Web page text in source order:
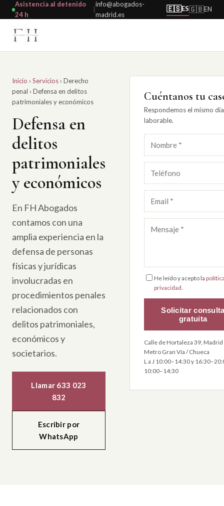
Asistencia al detenido
24 h
|
info@abogados-
madrid.es
🇪🇸ES🇬🇧EN
Inicio › Servicios › Derecho
penal › Defensa en delitos
patrimoniales y económicos
Defensa en
delitos
patrimoniales
y económicos
En FH Abogados
contamos con una
amplia experiencia en la
defensa de personas
físicas y jurídicas
involucradas en
procedimientos penales
relacionados con
delitos patrimoniales,
económicos y
societarios.
Llamar 633 023
832
Escribir por
WhatsApp
Cuéntanos tu
Respondemos el mismo día
laborable.
He leído y acepto la
privacidad.
Solicitar
gratuita
Calle de Hortaleza 39, Madrid
Metro Gran Vía / Chueca
L a J 10:00–14:30 y
10:00–14:30